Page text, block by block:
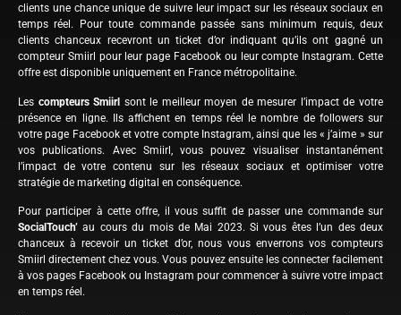
clients une chance unique de suivre leur impact sur les réseaux sociaux en
temps réel. Pour toute commande passée sans minimum requis, deux
clients chanceux recevront un ticket d’or indiquant qu’ils ont gagné un
compteur Smiirl pour leur page Facebook ou leur compte Instagram. Cette
offre est disponible uniquement en France métropolitaine.
Les compteurs Smiirl sont le meilleur moyen de mesurer l’impact de votre
présence en ligne. Ils affichent en temps réel le nombre de followers sur
votre page Facebook et votre compte Instagram, ainsi que les « j’aime » sur
vos publications. Avec Smiirl, vous pouvez visualiser instantanément
l’impact de votre contenu sur les réseaux sociaux et optimiser votre
stratégie de marketing digital en conséquence.
Pour participer à cette offre, il vous suffit de passer une commande sur
SocialTouch’ au cours du mois de Mai 2023. Si vous êtes l’un des deux
chanceux à recevoir un ticket d’or, nous vous enverrons vos compteurs
Smiirl directement chez vous. Vous pouvez ensuite les connecter facilement
à vos pages Facebook ou Instagram pour commencer à suivre votre impact
en temps réel.